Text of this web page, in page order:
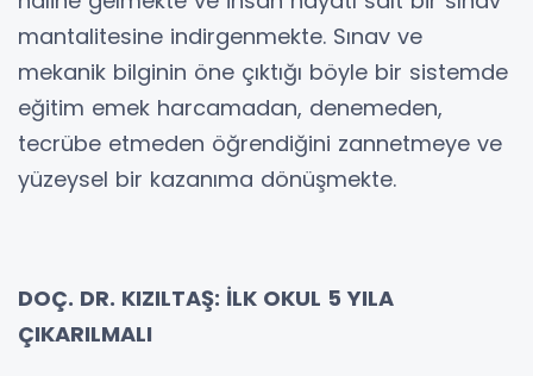
mantalitesine indirgenmekte. Sınav ve
mekanik bilginin öne çıktığı böyle bir sistemde
eğitim emek harcamadan, denemeden,
tecrübe etmeden öğrendiğini zannetmeye ve
yüzeysel bir kazanıma dönüşmekte.
DOÇ. DR. KIZILTAŞ: İLK OKUL 5 YILA
ÇIKARILMALI